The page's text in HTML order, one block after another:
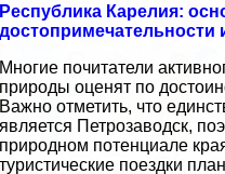
Республика Карелия:
достопримечательности
Многие почитатели
природы оценят по
Важно отметить, что
является Петрозаводск,
природном потенциале
туристические поездки